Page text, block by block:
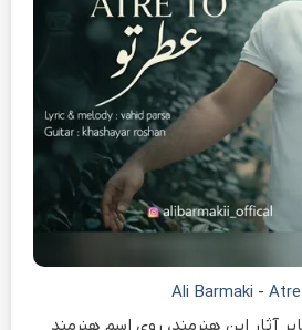
Ali Barmaki -